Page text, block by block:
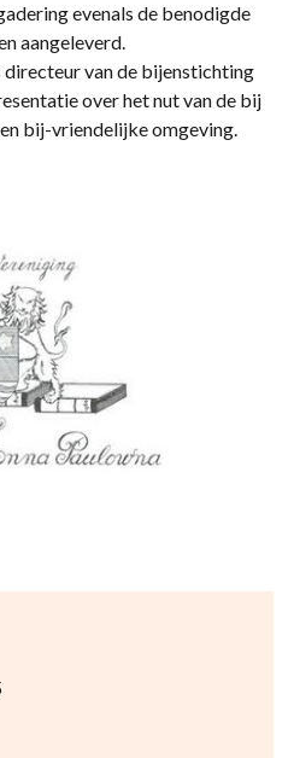
evenals de benodigde
aangeleverd.
directeur van de bijenstichting
over het nut van de bij
bij-vriendelijke omgeving.